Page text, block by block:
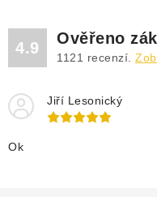
4.9
Ověřeno
1121 recenzí.
Jiří Lesonický
Ok